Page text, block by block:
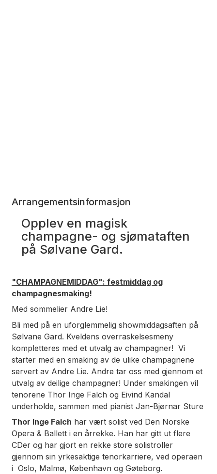
Arrangementsinformasjon
Opplev en magisk
champagne- og sjømataften
på Sølvane Gard.
"CHAMPAGNEMIDDAG": festmiddag og
champagnesmaking!
Med sommelier Andre Lie!
Bli med på en uforglemmelig showmiddagsaften på
Sølvane Gard. Kveldens overraskelsesmeny
kompletteres med et utvalg av champagner! Vi
starter med en smaking av de ulike champagnene
servert av Andre Lie. Andre tar oss med gjennom et
utvalg av deilige champagner! Under smakingen vil
tenorene Thor Inge Falch og Eivind Kandal
underholde, sammen med pianist Jan-Bjørnar Sture
Thor Inge Falch har vært solist ved Den Norske
Opera & Ballett i en årrekke. Han har gitt ut flere
CDer og har gjort en rekke store solistroller
gjennom sin yrkesaktige tenorkarriere, ved operaen
i Oslo, Malmø, København og Gøteborg.